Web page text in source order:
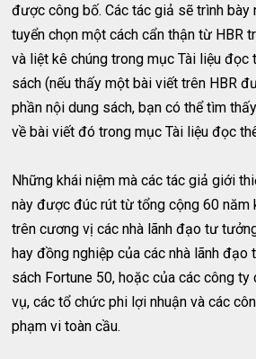
được công bố. Các tác giả sẽ trình
tuyển chọn một cách cẩn thận từ HBR
và liệt kê chúng trong mục Tài liệu đọc
sách (nếu thấy một bài viết trên HBR
phần nội dung sách, bạn có thể tìm
về bài viết đó trong mục Tài liệu đọc
Những khái niệm mà các tác giả giới
này được đúc rút từ tổng cộng 60 năm
trên cương vị các nhà lãnh đạo tư
hay đồng nghiệp của các nhà lãnh đạo
sách Fortune 50, hoặc của các công ty
vụ, các tổ chức phi lợi nhuận và các
phạm vi toàn cầu.